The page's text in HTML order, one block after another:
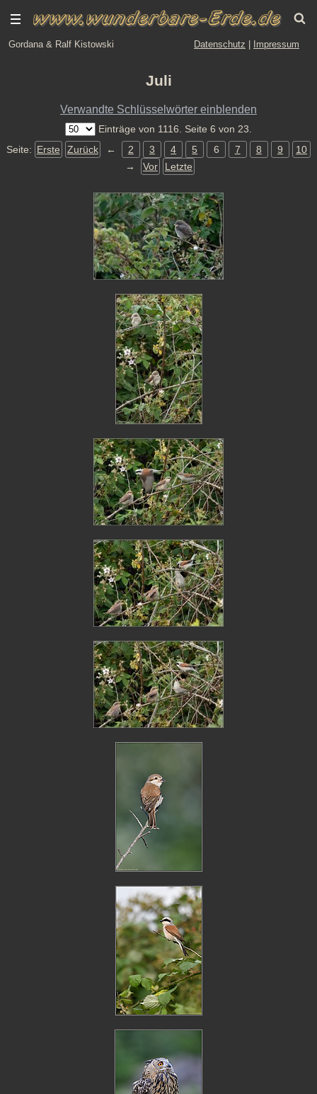
Gordana & Ralf Kistowski Datenschutz Impressum
Juli
Verwandte Schlüsselwörter einblenden
Einträge von 1116. Seite 6 von 23.
Seite: Erste Zurück ← 2 3 4 5 6 7 8 9
10
→
Vor Letzte